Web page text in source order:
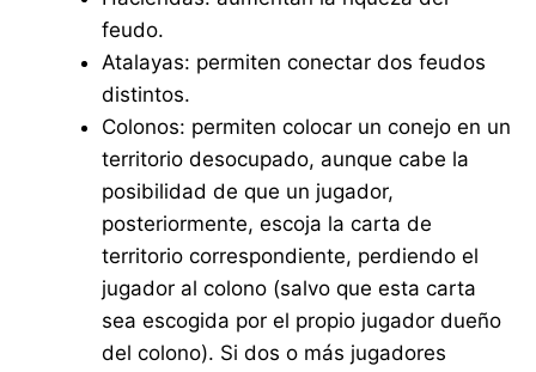
feudo.
Atalayas: permiten conectar dos feudos
distintos.
Colonos: permiten colocar un conejo en un
territorio desocupado, aunque cabe la
posibilidad de que un jugador,
posteriormente, escoja la carta de
territorio correspondiente, perdiendo el
jugador al colono (salvo que esta carta
sea escogida por el propio jugador dueño
del colono). Si dos o más jugadores